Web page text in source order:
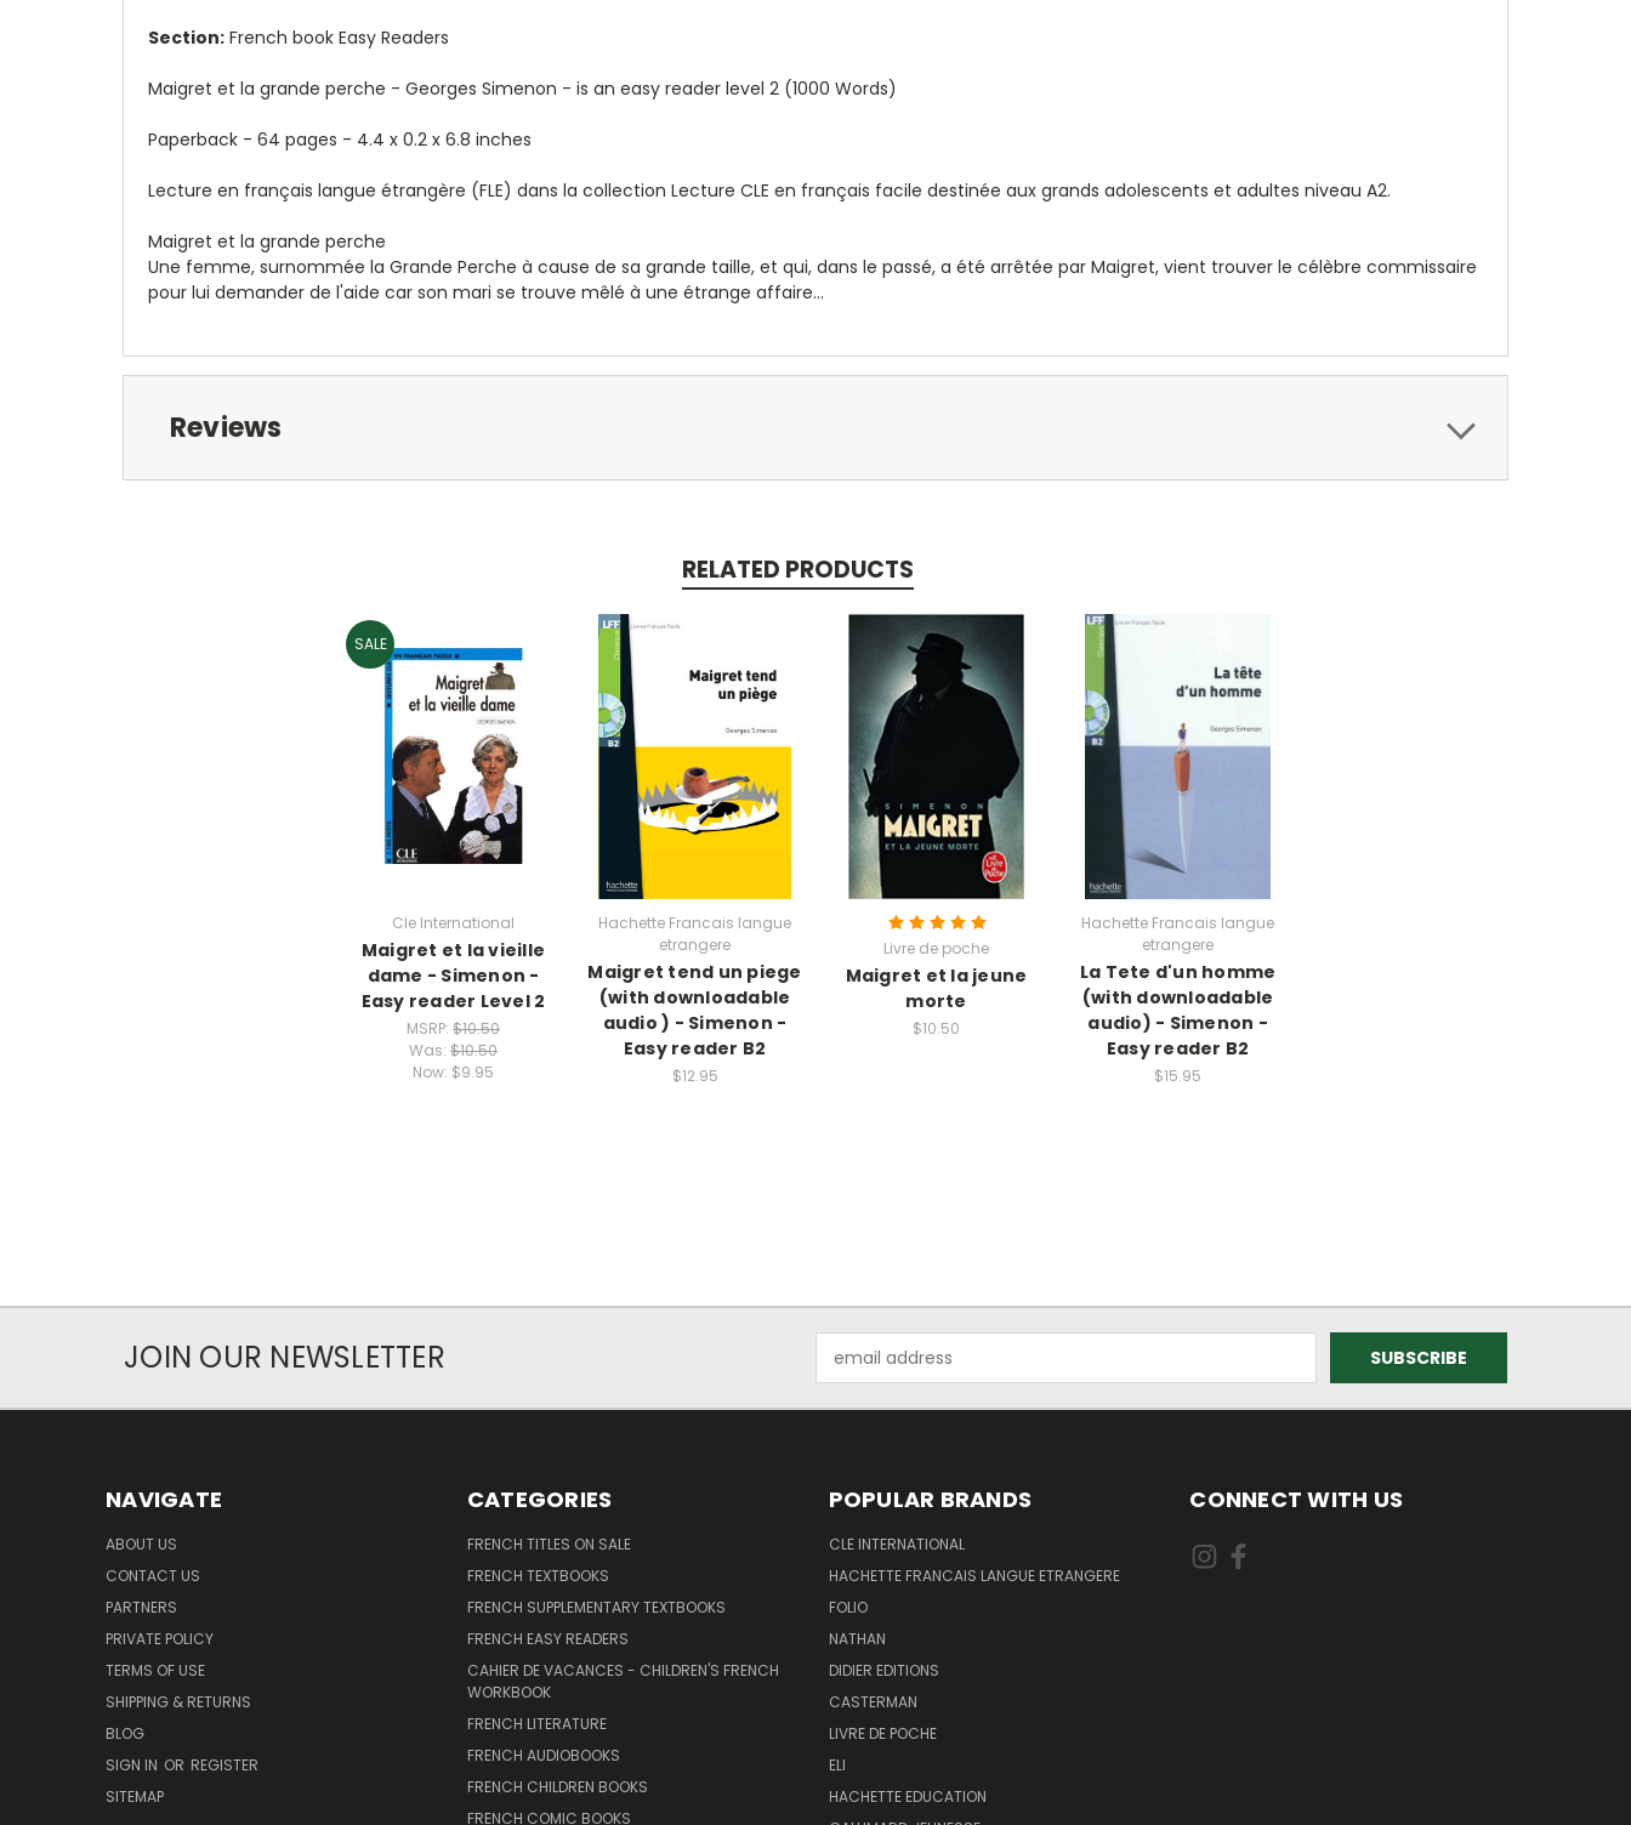
Section: French book Easy Readers
Maigret et la grande perche - Georges Simenon - is an easy reader level 2 (1000 Words)
Paperback - 64 pages - 4.4 x 0.2 x 6.8 inches
Lecture en français langue étrangère (FLE) dans la collection Lecture CLE en français facile destinée aux grands adolescents et adultes niveau A2.
Maigret et la grande perche
Une femme, surnommée la Grande Perche à cause de sa grande taille, et qui, dans le passé, a été arrêtée par Maigret, vient trouver le célèbre commissaire
pour lui demander de l'aide car son mari se trouve mêlé à une étrange affaire...
Reviews
RELATED PRODUCTS
SALE
Cle International
Maigret et la vieille
dame - Simenon -
Easy reader Level 2
MSRP: $10.50
Was: $10.50
Now: $9.95
Hachette Francais langue
etrangere
Maigret tend un piege
(with downloadable
audio ) - Simenon -
Easy reader B2
$12.95
Livre de poche
Maigret et la jeune
morte
$10.50
Hachette Francais langue
etrangere
La Tete d'un homme
(with downloadable
audio) - Simenon -
Easy reader B2
$15.95
JOIN OUR NEWSLETTER
Address
NAVIGATE
ABOUT US
CONTACT US
PARTNERS
PRIVATE POLICY
TERMS OF USE
SHIPPING & RETURNS
BLOG
SIGN IN OR REGISTER
SITEMAP
CATEGORIES
FRENCH TITLES ON SALE
FRENCH TEXTBOOKS
FRENCH SUPPLEMENTARY TEXTBOOKS
FRENCH EASY READERS
CAHIER DE VACANCES - CHILDREN'S FRENCH
WORKBOOK
FRENCH LITERATURE
FRENCH AUDIOBOOKS
FRENCH CHILDREN BOOKS
FRENCH COMIC BOOKS
POPULAR BRANDS
CLE INTERNATIONAL
HACHETTE FRANCAIS LANGUE ETRANGERE
FOLIO
NATHAN
DIDIER EDITIONS
CASTERMAN
LIVRE DE POCHE
ELI
HACHETTE EDUCATION
CONNECT WITH US